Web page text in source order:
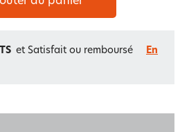
et Satisfait ou remboursé
En